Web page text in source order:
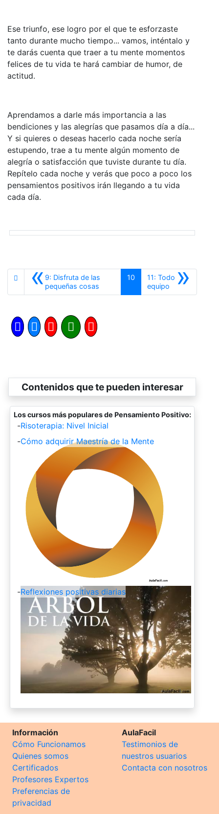
Ese triunfo, ese logro por el que te esforzaste
tanto durante mucho tiempo... vamos, inténtalo y
te darás cuenta que traer a tu mente momentos
felices de tu vida te hará cambiar de humor, de
actitud.
Aprendamos a darle más importancia a las
bendiciones y las alegrías que pasamos día a día...
Y si quieres o deseas hacerlo cada noche sería
estupendo, trae a tu mente algún momento de
alegría o satisfacción que tuviste durante tu día.
Repítelo cada noche y verás que poco a poco los
pensamientos positivos irán llegando a tu vida
cada día.
«9: Disfruta de las
pequeñas cosas
10 »
11: Todo
equipo Siguiente
Contenidos que te pueden interesar
Los cursos más populares de Pensamiento Positivo:
-Risoterapia: Nivel Inicial
-Cómo adquirir Maestría de la Mente
-Reflexiones positivas diarias
Información
Cómo Funcionamos
Quienes somos
Certificados
Profesores Expertos
Preferencias de
privacidad
AulaFacil
Testimonios de
nuestros usuarios
Contacta con nosotros